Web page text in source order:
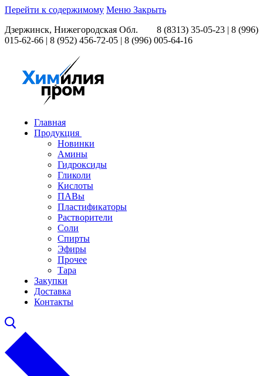
Перейти к содержимому Меню Закрыть
Дзержинск, Нижегородская Обл.
8 (8313) 35-05-23 | 8 (996)
015-62-66 | 8 (952) 456-72-05 | 8 (996) 005-64-16
Главная
Продукция
Новинки
Амины
Гидроксиды
Гликоли
Кислоты
ПАВы
Пластификаторы
Растворители
Соли
Спирты
Эфиры
Прочее
Тара
Закупки
Доставка
Контакты